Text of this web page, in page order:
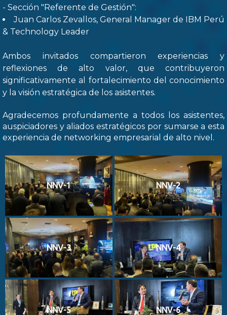
- Sección "Referente de Gestión":
Juan Carlos Zevallos, General Manager de IBM Perú
& Technology Leader
Ambos invitados compartieron experiencias y
reflexiones de alto valor, que contribuyeron
significativamente al fortalecimiento del conocimiento
y la visión estratégica de los asistentes.
Agradecemos profundamente a todos los asistentes,
auspiciadores y aliados estratégicos por sumarse a esta
experiencia de networking empresarial de alto nivel.
NNV-1 NNV-2
NNV-3 NNV-4
NNV-5 NNV-6